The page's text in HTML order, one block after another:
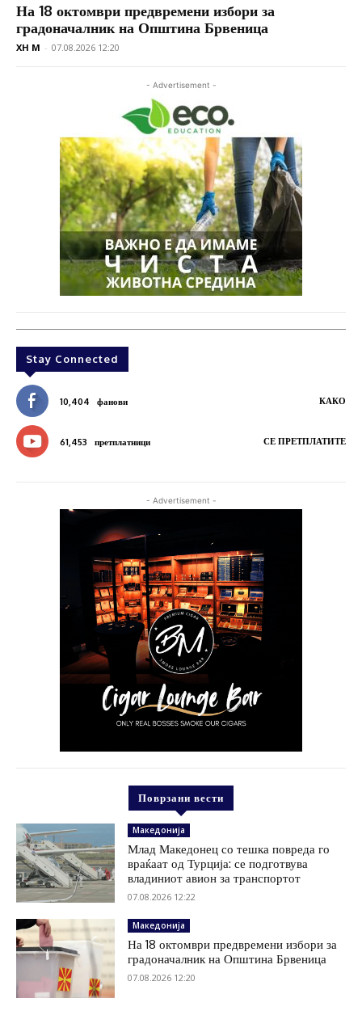
На 18 октомври предвремени избори за
градоначалник на Општина Брвеница
XH M - 07.08.2026 12:20
- Advertisement -
Stay Connected
10,404 фанови КАКО
61,453 претплатници СЕ ПРЕТПЛАТИТЕ
- Advertisement -
Поврзани вести
Македонија
Млад Македонец со тешка повреда го
враќаат од Турција: се подготвува
владиниот авион за транспортот
07.08.2026 12:22
Македонија
На 18 октомври предвремени избори за
градоначалник на Општина Брвеница
07.08.2026 12:20